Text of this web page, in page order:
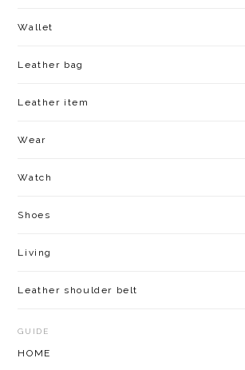
Wallet
Leather bag
Leather item
Wear
Watch
Shoes
Living
Leather shoulder belt
GUIDE
HOME